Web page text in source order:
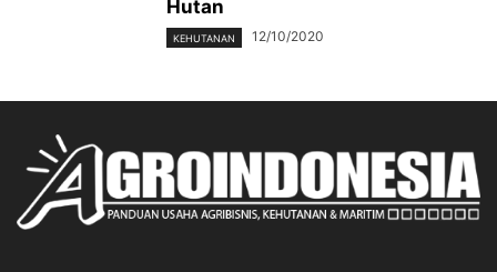
Hutan
KEHUTANAN 12/10/2020